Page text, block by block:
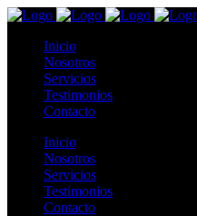
Inicio
Nosotros
Servicios
Testimonios
Contacto
Inicio
Nosotros
Servicios
Testimonios
Contacto